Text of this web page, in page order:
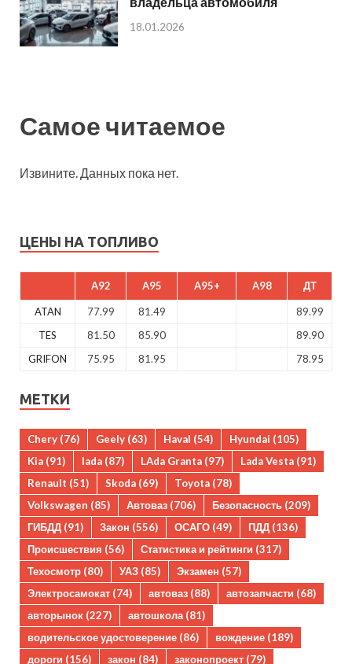
18.01.2026
Самое читаемое
Извините. Данных пока нет.
ЦЕНЫ НА ТОПЛИВО
A92 A95 A95+ A98 ДТ
ATAN 77.99 81.49
89.99
TES
81.50 85.90
89.90
GRIFON
75.95 81.95 78.95
МЕТКИ
Chery (76) Geely (63) Haval (54) Hyundai (105)
Kia (91) lada (87) LAda Granta (97) Lada Vesta (91)
Renault (51) Skoda (69) Toyota (78)
Volkswagen (85) Автоваз (706) Безопасность (209)
ГИБДД (91) Закон (556) ОСАГО (49) ПДД (136)
Происшествия (56) Статистика и рейтинги (317)
Техосмотр (80) УАЗ (85) Экзамен (57)
Электросамокат (74) автоваз (88) автозапчасти (68)
авторынок (227) автошкола(81)
водительское удостоверение (86) вождение (189)
дороги (156) закон (84) законопроект (79)